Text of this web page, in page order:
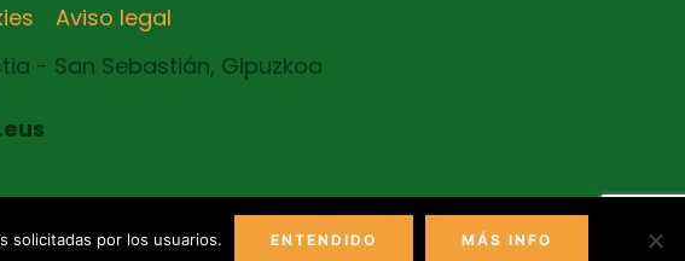
Aviso legal
- San Sebastián, Gipuzkoa
solicitadas por los usuarios. ENTENDIDO MÁS INFO